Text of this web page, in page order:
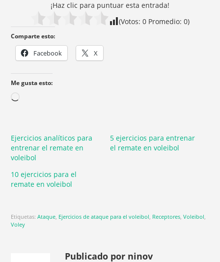
¡Haz clic para puntuar esta entrada!
(Votos: 0 Promedio: 0)
Comparte esto:
Facebook X
Me gusta esto:
Ejercicios analíticos para
entrenar el remate en
voleibol
5 ejercicios para entrenar
el remate en voleibol
10 ejercicios para el
remate en voleibol
Etiquetas:Ataque, Ejercicios de ataque para el voleibol, Receptores,Voleibol,
Voley
Publicado por ninov